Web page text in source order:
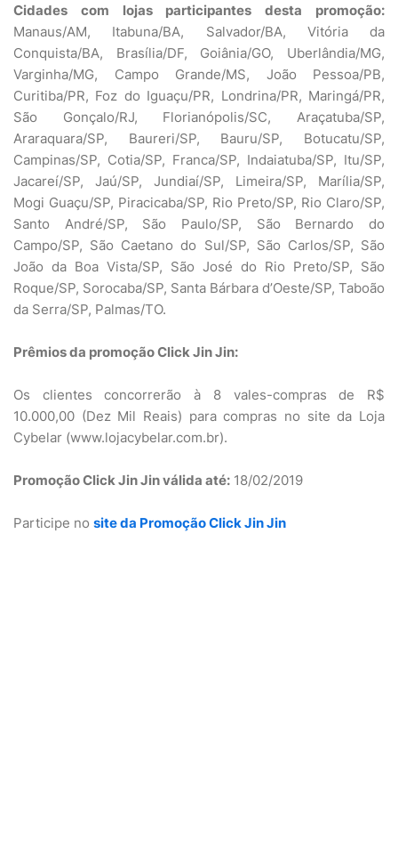
Cidades com lojas participantes desta promoção:
Manaus/AM, Itabuna/BA, Salvador/BA, Vitória da
Conquista/BA, Brasília/DF, Goiânia/GO, Uberlândia/MG,
Varginha/MG, Campo Grande/MS, João Pessoa/PB,
Curitiba/PR, Foz do Iguaçu/PR, Londrina/PR, Maringá/PR,
São Gonçalo/RJ, Florianópolis/SC, Araçatuba/SP,
Araraquara/SP, Baureri/SP, Bauru/SP, Botucatu/SP,
Campinas/SP, Cotia/SP, Franca/SP, Indaiatuba/SP, Itu/SP,
Jacareí/SP, Jaú/SP, Jundiaí/SP, Limeira/SP, Marília/SP,
Mogi Guaçu/SP, Piracicaba/SP, Rio Preto/SP, Rio Claro/SP,
Santo André/SP, São Paulo/SP, São Bernardo do
Campo/SP, São Caetano do Sul/SP, São Carlos/SP, São
João da Boa Vista/SP, São José do Rio Preto/SP, São
Roque/SP, Sorocaba/SP, Santa Bárbara d’Oeste/SP, Taboão
da Serra/SP, Palmas/TO.
Prêmios da promoção Click Jin Jin:
Os clientes concorrerão à 8 vales-compras de R$
10.000,00 (Dez Mil Reais) para compras no site da Loja
Cybelar (www.lojacybelar.com.br).
Promoção Click Jin Jin válida até: 18/02/2019
Participe no site da Promoção Click Jin Jin